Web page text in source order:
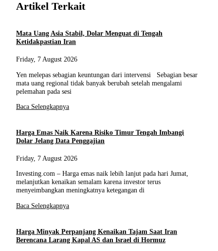
Artikel Terkait
Mata Uang Asia Stabil, Dolar Menguat di Tengah
Ketidakpastian Iran
Friday, 7 August 2026
Yen melepas sebagian keuntungan dari intervensi Sebagian besar
mata uang regional tidak banyak berubah setelah mengalami
pelemahan pada sesi
Baca Selengkapnya
Harga Emas Naik Karena Risiko Timur Tengah Imbangi
Dolar Jelang Data Penggajian
Friday, 7 August 2026
Investing.com – Harga emas naik lebih lanjut pada hari Jumat,
melanjutkan kenaikan semalam karena investor terus
menyeimbangkan meningkatnya ketegangan di
Baca Selengkapnya
Harga Minyak Perpanjang Kenaikan Tajam Saat Iran
Berencana Larang Kapal AS dan Israel di Hormuz